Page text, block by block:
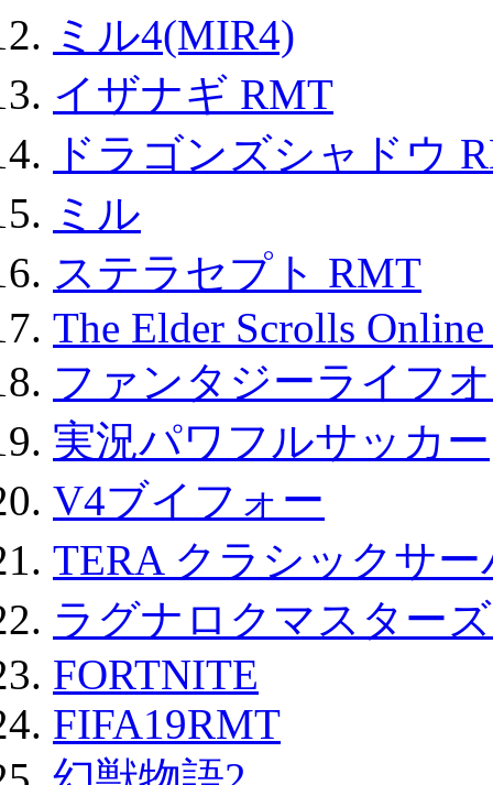
ミル4(MIR4)
イザナギ RMT
ドラゴンズシャドウ
ミル
ステラセプト RMT
The Elder Scrolls
ファンタジーライフ
実況パワフルサッカー
V4ブイフォー
TERA クラシックサ
ラグナロクマスター
FORTNITE
FIFA19RMT